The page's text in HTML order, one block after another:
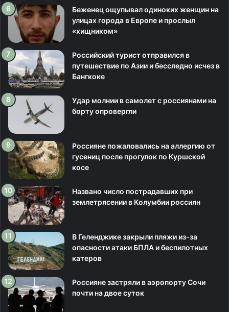
Беженец ощупывал одиноких женщин на
улицах города в Европе и прослыл
«хищником»
Российский турист отправился в
путешествие по Азии и бесследно исчез в
Бангкоке
Удар молнии в самолет с россиянами на
борту опровергли
Россияне пожаловались на аллергию от
гусениц после прогулок по Куршской
косе
Названо число пострадавших при
землетрясении в Колумбии россиян
В Геленджике закрыли пляжи из-за
опасности атаки БПЛА и беспилотных
катеров
Россияне застряли в аэропорту Сочи
почти на двое суток